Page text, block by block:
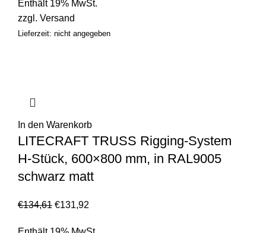
Enthält 19% MwSt.
zzgl. Versand
Lieferzeit: nicht angegeben
In den Warenkorb
LITECRAFT TRUSS Rigging-System
H-Stück, 600×800 mm, in RAL9005
schwarz matt
€134,61 €131,92